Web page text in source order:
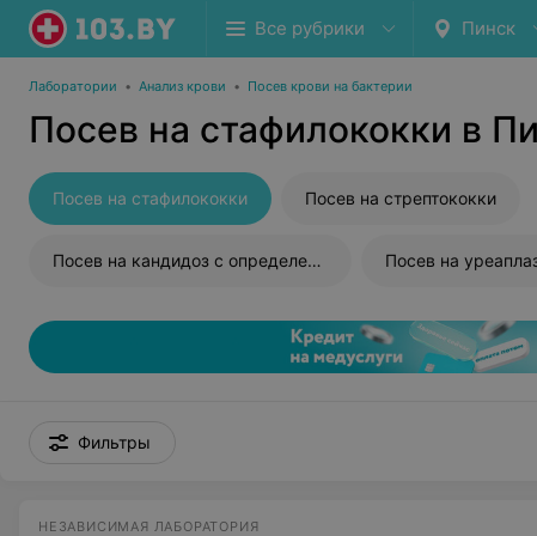
Все рубрики Пинск
Лаборатории • Анализ крови • Посев крови на бактерии
Посев на стафилококки в
Посев на стафилококки Посев на стрептококки
Посев на кандидоз с определением чувствительности Посев на
Фильтры
НЕЗАВИСИМАЯ ЛАБОРАТОРИЯ